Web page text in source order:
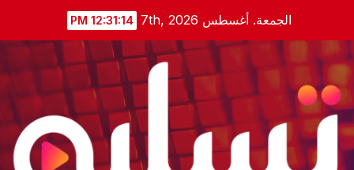
content
الجمعة. أغسطس 7th, 2026 12:31:15 PM